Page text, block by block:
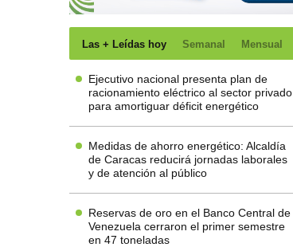
Las + Leídas hoy Semanal Mensual
Ejecutivo nacional presenta plan de
racionamiento eléctrico al sector privado
para amortiguar déficit energético
Medidas de ahorro energético: Alcaldía
de Caracas reducirá jornadas laborales
y de atención al público
Reservas de oro en el Banco Central de
Venezuela cerraron el primer semestre
en 47 toneladas